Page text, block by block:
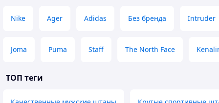
Nike Ager Adidas Без бренда Intruder
Joma Puma Staff The North Face
ТОП теги